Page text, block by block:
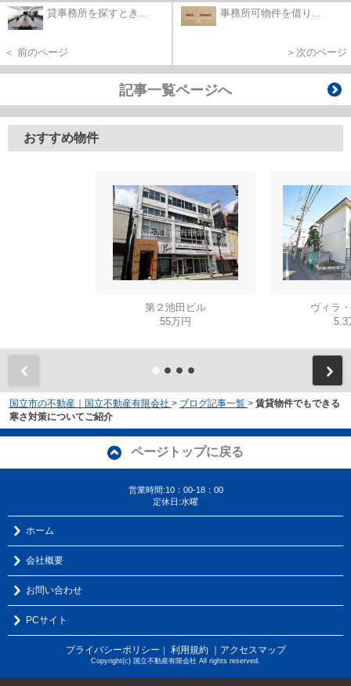
貸事務所を探すとき...
＜ 前のページ
事務所可物件を借り...
＞次のページ
記事一覧ページへ
おすすめ物件
第２池田ビル
55万円
ヴィラ
5.3
国立市の不動産｜国立不動産有限会社 > ブログ記事一覧 > 賃貸物件でもできる
寒さ対策についてご紹介
ページトップに戻る
営業時間:10：00-18：00
定休日:水曜
ホーム
会社概要
お問い合わせ
PCサイト
プライバシーポリシー ｜ 利用規約 ｜アクセスマップ
Copyright(c) 国立不動産有限会社 All rights reserved.